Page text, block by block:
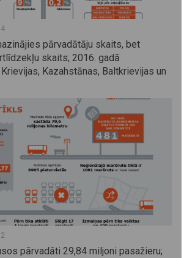
pārvadātāju skaits, bet
skaits; 2016. gadā
Kazahstānas, Baltkrievijas un
pārvadāti 29,84 miljoni pasažieru;